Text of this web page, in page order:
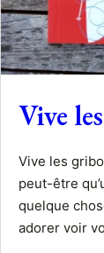
Vive
Vive les
peut-être
quelque
adorer voir